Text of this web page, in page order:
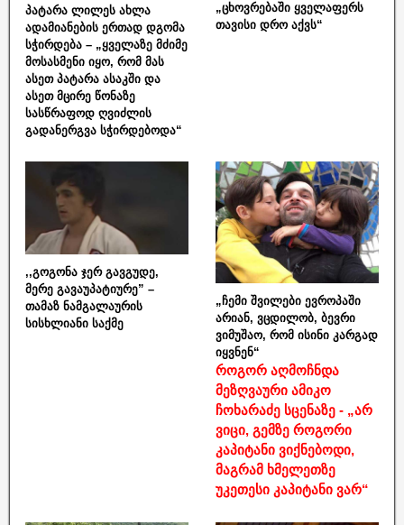
პატარა ლილეს ახლა
ადამიანების ერთად დგომა
სჭირდება – „ყველაზე მძიმე
მოსასმენი იყო, რომ მას
ასეთ პატარა ასაკში და
ასეთ მცირე წონაზე
სასწრაფოდ ღვიძლის
გადანერგვა სჭირდებოდა“
„ცხოვრებაში ყველაფერს
თავისი დრო აქვს“
,,გოგონა ჯერ გავგუდე,
მერე გავაუპატიურე” –
თამაზ ნამგალაურის
სისხლიანი საქმე
„ჩემი შვილები ევროპაში
არიან, ვცდილობ, ბევრი
ვიმუშაო, რომ ისინი კარგად
იყვნენ“
როგორ აღმოჩნდა
მეზღვაური ამიკო
ჩოხარაძე სცენაზე - „არ
ვიცი, გემზე როგორი
კაპიტანი ვიქნებოდი,
მაგრამ ხმელეთზე
უკეთესი კაპიტანი ვარ“